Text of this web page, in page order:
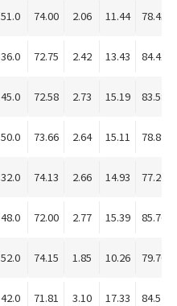
51.0 74.00 2.06 11.44 78.43
36.0 72.75 2.42 13.43 84.41
45.0 72.58 2.73 15.19 83.58
50.0 73.66 2.64 15.11 78.89
32.0 74.13 2.66 14.93 77.26
48.0 72.00 2.77 15.39 85.76
52.0 74.15 1.85 10.26 79.70
42.0 71.81 3.10 17.33 84.52